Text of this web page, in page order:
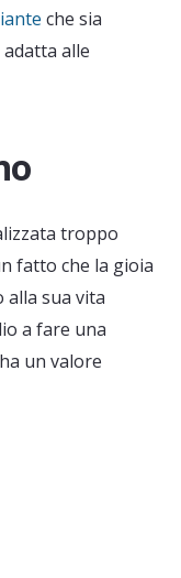
che sia
alle
troppo
fatto che la gioia
sua vita
a fare una
un valore